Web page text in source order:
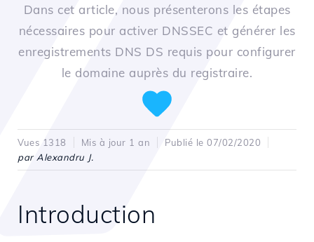
Dans cet article, nous présenterons les étapes
nécessaires pour activer DNSSEC et générer les
enregistrements DNS DS requis pour configurer
le domaine auprès du registraire.
Vues 1318 Mis à jour 1 an
Publié le 07/02/2020
par Alexandru J.
Introduction